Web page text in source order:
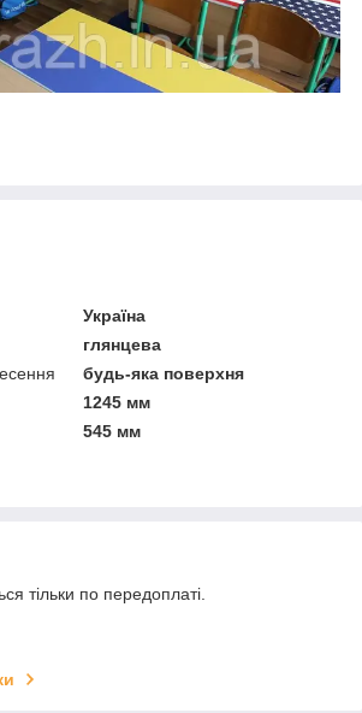
Україна
глянцева
будь-яка поверхня
1245 мм
545 мм
тільки по передоплаті.